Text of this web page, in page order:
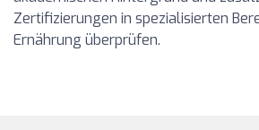
Zertifizierungen in spezialisierten
Ernährung überprüfen.